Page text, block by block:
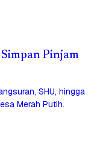
Pinjam
SHU, hingga
Merah Putih.